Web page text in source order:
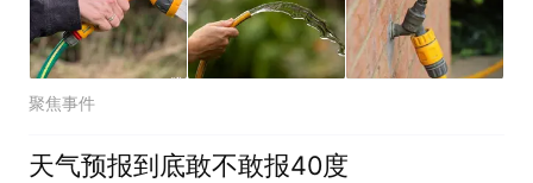
聚焦事件
天气预报到底敢不敢报40度